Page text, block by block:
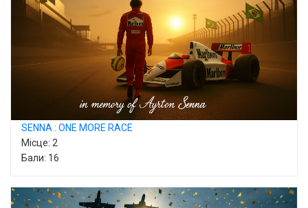
SENNA : ONE MORE RACE
Місце: 2
Бали: 16